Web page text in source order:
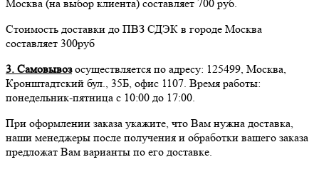
Москва (на выбор клиента) составляет 700 руб.
Стоимость доставки до ПВЗ СДЭК в городе Москва
составляет 300руб
3. Самовывозосуществляется по адресу: 125499, Москва,
Кронштадтский бул., 35Б, офис 1107. Время работы:
понедельник-пятница с 10:00 до 17:00.
При оформлении заказа укажите, что Вам нужна доставка,
наши менеджеры после получения и обработки вашего заказа
предложат Вам варианты по его доставке.